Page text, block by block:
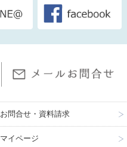
お問合せ・資料請求
マイページ